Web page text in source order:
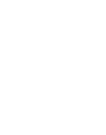
te verzamelen en te
de individuele cookies.